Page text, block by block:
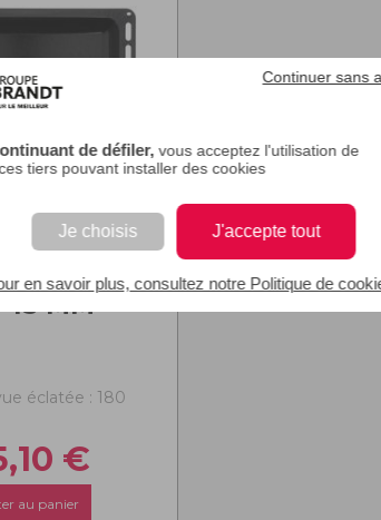
de défiler, vous acceptez l'utilisation de
tiers pouvant installer des cookies
Je choisis J'accepte tout
Continuer sans
en savoir plus, consultez notre Politique de
45 MM
éclatée : 180
€
au panier